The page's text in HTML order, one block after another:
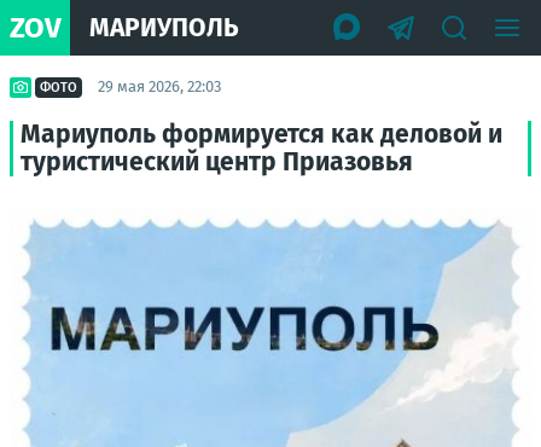
ZOV МАРИУПОЛЬ
ФОТО 29 мая 2026, 22:03
Мариуполь формируется как деловой и
туристический центр Приазовья